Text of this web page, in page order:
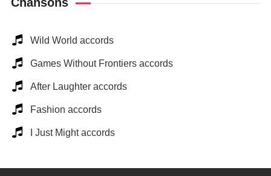
Wild World accords
Games Without Frontiers accords
After Laughter accords
Fashion accords
I Just Might accords